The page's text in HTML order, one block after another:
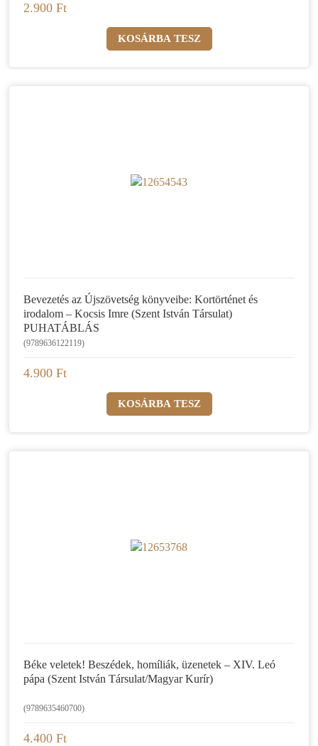
2.900 Ft
Bevezetés az Újszövetség könyveibe: Kortörténet és
irodalom – Kocsis Imre (Szent István Társulat)
PUHATÁBLÁS
(9789636122119)
4.900 Ft
Béke veletek! Beszédek, homíliák, üzenetek – XIV. Leó
pápa (Szent István Társulat/Magyar Kurír)
(9789635460700)
4.400 Ft